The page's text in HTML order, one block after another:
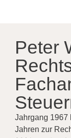
Peter
Jahrgang 1967
Jahren zur